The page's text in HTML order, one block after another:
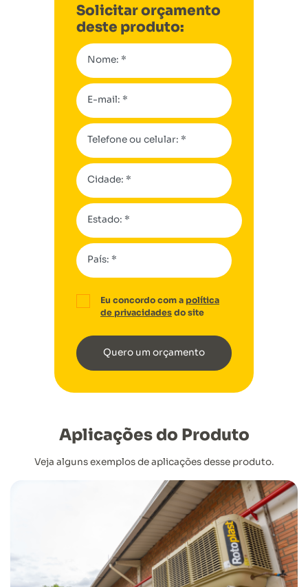
Solicitar orçamento
deste produto:
Nome: *
E-mail: *
Telefone ou celular: *
Cidade: *
Estado: *
País: *
Eu concordo com a política
de privacidadesdo site
Quero um orçamento
Aplicações do Produto
Veja alguns exemplos de aplicações desse produto.